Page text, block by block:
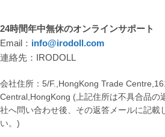
24時間年中無休のオンラインサポート
Email： info@irodoll.com
連絡先：IRODOLL
会社住所：5/F.,HongKong Trade
Central,HongKong (上記住所は不具合品の
社へ問い合わせ後、その返答メールに記載
い。)